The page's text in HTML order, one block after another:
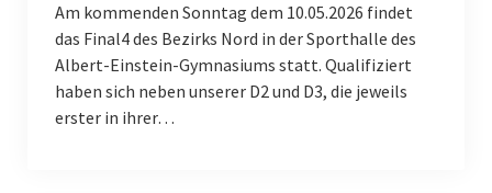
1. Männer
2. Männer
3. Männer
Am kommenden Sonntag dem 10.05.2026 findet
das Final4 des Bezirks Nord in der Sporthalle des
Albert-Einstein-Gymnasiums statt. Qualifiziert
haben sich neben unserer D2 und D3, die jeweils
erster in ihrer…